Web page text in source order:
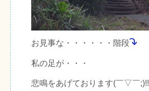
お見事な・・・・・・階段
私の足が・・・
悲鳴をあげております(￣▽￣;)!!